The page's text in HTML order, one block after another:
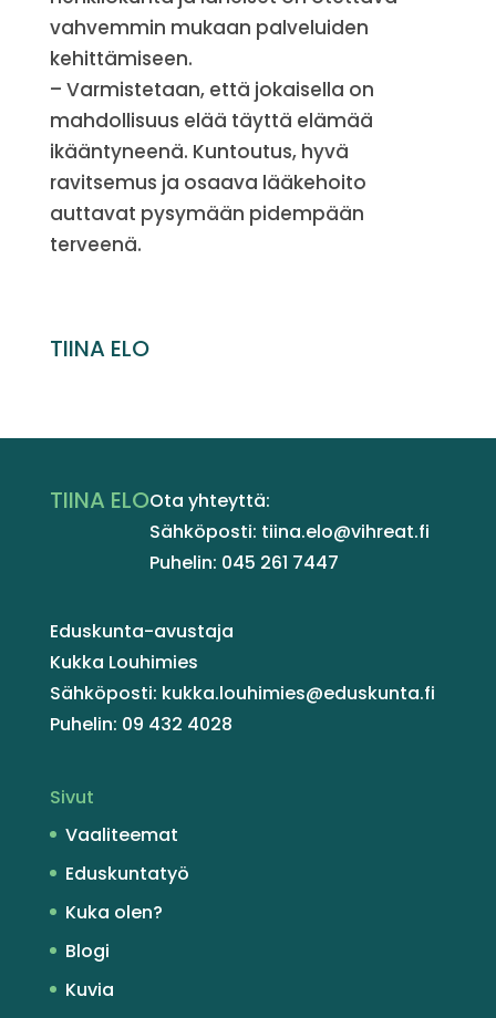
vahvemmin mukaan palveluiden
kehittämiseen.
– Varmistetaan, että jokaisella on
mahdollisuus elää täyttä elämää
ikääntyneenä. Kuntoutus, hyvä
ravitsemus ja osaava lääkehoito
auttavat pysymään pidempään
terveenä.
TIINA ELO
TIINA ELOOta yhteyttä:
Sähköposti: tiina.elo@vihreat.fi
Puhelin: 045 261 7447
Eduskunta-avustaja
Kukka Louhimies
Sähköposti: kukka.louhimies@eduskunta.fi
Puhelin: 09 432 4028
Sivut
Vaaliteemat
Eduskuntatyö
Kuka olen?
Blogi
Kuvia